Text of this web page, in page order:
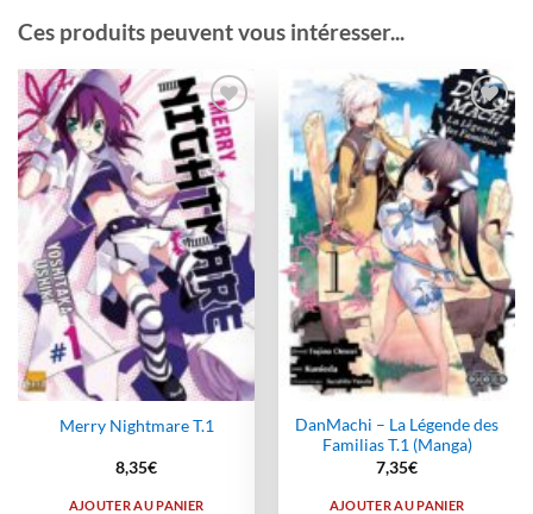
Ces produits peuvent vous intéresser...
Ajouter
à la
wishlist
Merry Nightmare T.1
8,35€
AJOUTER AU PANIER
Ajouter
à la
wishlist
DanMachi – La Légende des
Familias T.1 (Manga)
7,35€
AJOUTER AU PANIER